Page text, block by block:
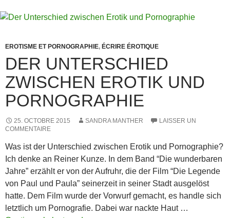
EROTISME ET PORNOGRAPHIE, ÉCRIRE ÉROTIQUE
DER UNTERSCHIED
ZWISCHEN EROTIK UND
PORNOGRAPHIE
25. OCTOBRE 2015 SANDRA MANTHER
LAISSER UN
COMMENTAIRE
Was ist der Unterschied zwischen Erotik und Pornographie?
Ich denke an Reiner Kunze. In dem Band “Die wunderbaren
Jahre” erzählt er von der Aufruhr, die der Film “Die Legende
von Paul und Paula” seinerzeit in seiner Stadt ausgelöst
hatte. Dem Film wurde der Vorwurf gemacht, es handle sich
letztlich um Pornografie. Dabei war nackte Haut …